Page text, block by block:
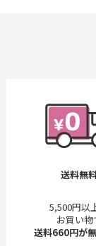
送料無
5,500円以
お買い物
送料660円が無